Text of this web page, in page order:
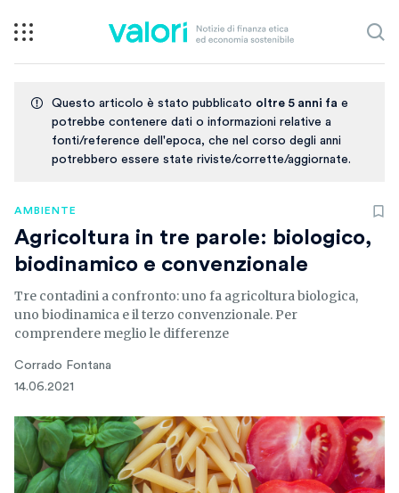
Questo articolo è stato pubblicato oltre 5 anni fa e
potrebbe contenere dati o informazioni relative a
fonti/reference dell'epoca, che nel corso degli anni
potrebbero essere state riviste/corrette/aggiornate.
AMBIENTE
Agricoltura in tre parole: biologico,
biodinamico e convenzionale
Tre contadini a confronto: uno fa agricoltura biologica,
uno biodinamica e il terzo convenzionale. Per
comprendere meglio le differenze
Corrado Fontana
14.06.2021